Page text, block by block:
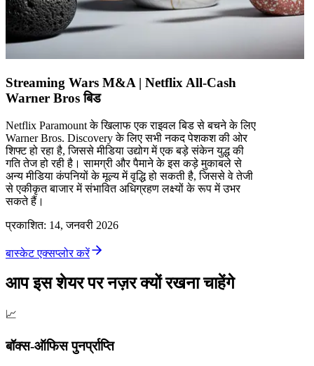
Streaming Wars M&A | Netflix All-Cash
Warner Bros बिड
Netflix Paramount के खिलाफ एक राइवल बिड से बचने के लिए
Warner Bros. Discovery के लिए सभी नकद पेशकश की ओर
शिफ्ट हो रहा है, जिससे मीडिया उद्योग में एक बड़े संकेन युद्ध की
गति तेज हो रही है। सामग्री और पैमाने के इस कड़े मुकाबले से
अन्य मीडिया कंपनियों के मूल्य में वृद्धि हो सकती है, जिससे वे तेजी
से एकीकृत बाजार में संभावित अधिग्रहण लक्ष्यों के रूप में उभर
सकते हैं।
प्रकाशित: 14, जनवरी 2026
बास्केट एक्सप्लोर करें
आप इस शेयर पर नज़र क्यों रखना चाहेंगे
📈
बॉक्स-ऑफिस पुनर्प्राप्ति